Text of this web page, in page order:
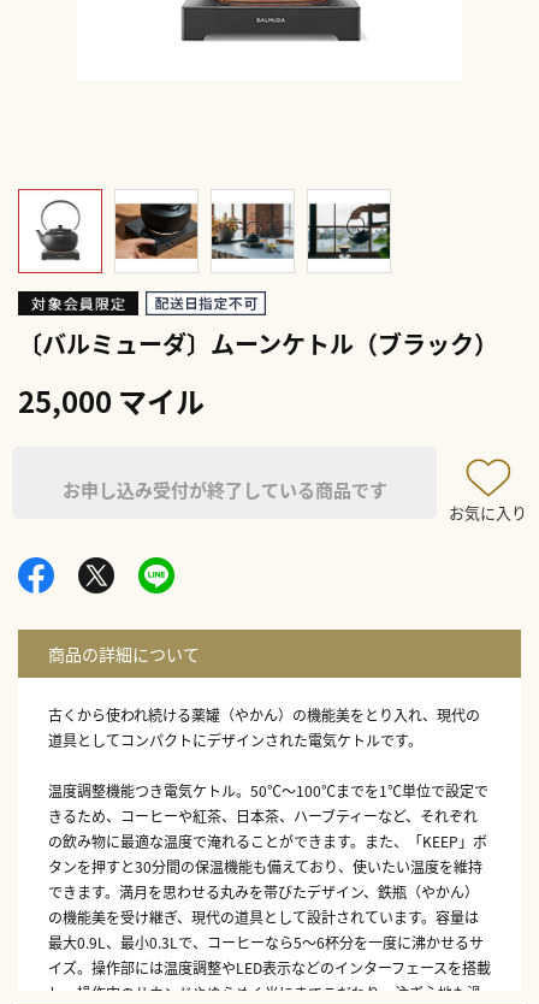
〔バルミューダ〕ムーンケトル（ブラック）
25,000 マイル
お申し込み受付が終了している商品です
お気に入り
古くから使われ続ける薬罐（やかん）の機能美をとり入れ、現代の
道具としてコンパクトにデザインされた電気ケトルです。
温度調整機能つき電気ケトル。50℃～100℃までを1℃単位で設定で
きるため、コーヒーや紅茶、日本茶、ハーブティーなど、それぞれ
の飲み物に最適な温度で淹れることができます。また、「KEEP」ボ
タンを押すと30分間の保温機能も備えており、使いたい温度を維持
できます。満月を思わせる丸みを帯びたデザイン、鉄瓶（やかん）
の機能美を受け継ぎ、現代の道具として設計されています。容量は
最大0.9L、最小0.3Lで、コーヒーなら5～6杯分を一度に沸かせるサ
イズ。操作部には温度調整やLED表示などのインターフェースを搭載
し、操作中のサウンドやゆらめく光にまでこだわり、注ぎ心地も滑